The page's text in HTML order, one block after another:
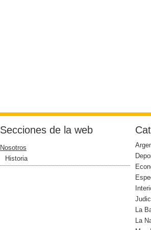
Secciones de la web
Nosotros
Historia
La
La